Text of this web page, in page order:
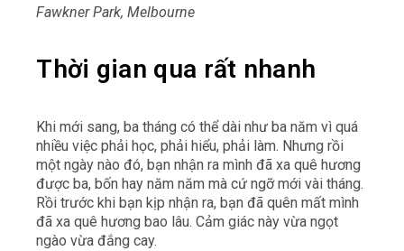
Fawkner Park, Melbourne
Thời gian qua rất nhanh
Khi mới sang, ba tháng có thể dài như ba năm vì quá
nhiều việc phải học, phải hiểu, phải làm. Nhưng rồi
một ngày nào đó, bạn nhận ra mình đã xa quê hương
được ba, bốn hay năm năm mà cứ ngỡ mới vài tháng.
Rồi trước khi bạn kịp nhận ra, bạn đã quên mất mình
đã xa quê hương bao lâu. Cảm giác này vừa ngọt
ngào vừa đắng cay.